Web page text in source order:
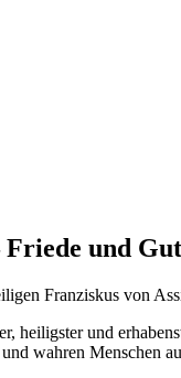
Friede und
Franziskus von
heiligster und
wahren Menschen